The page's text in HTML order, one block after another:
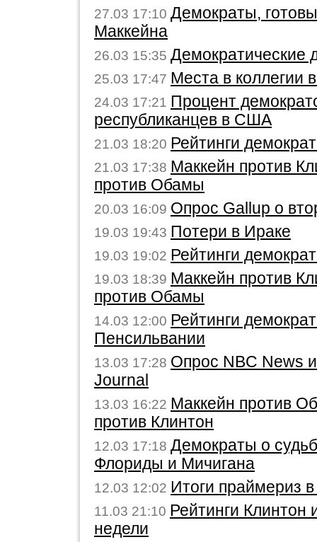
27.03 17:10 Демократы,
Маккейна
26.03 15:35 Демократические
25.03 17:47 Места в коллегии
24.03 17:21 Процент
республиканцев в США
21.03 18:20 Рейтинги
21.03 17:38 Маккейн против
против Обамы
20.03 16:09 Опрос Gallup о
19.03 19:43 Потери в Ираке
19.03 19:02 Рейтинги
19.03 18:39 Маккейн против
против Обамы
14.03 12:00 Рейтинги
Пенсильвании
13.03 17:28 Опрос NBC News
Journal
13.03 16:22 Маккейн против
против Клинтон
12.03 17:18 Демократы о
Флориды и Мичигана
12.03 12:02 Итоги праймериз
11.03 21:10 Рейтинги
недели